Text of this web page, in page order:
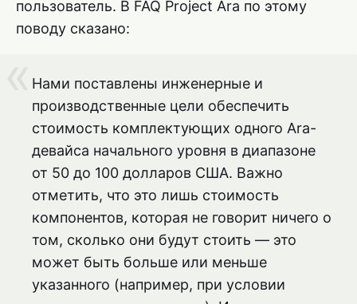
пользователь. В FAQ Project Ara по этому
поводу сказано:
Нами поставлены инженерные и
производственные цели обеспечить
стоимость комплектующих одного Ara-
девайса начального уровня в диапазоне
от 50 до 100 долларов США. Важно
отметить, что это лишь стоимость
компонентов, которая не говорит ничего о
том, сколько они будут стоить — это
может быть больше или меньше
указанного (например, при условии